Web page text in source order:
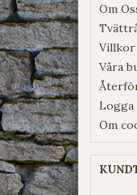
Om
Villkor
Våra
Logga
Om